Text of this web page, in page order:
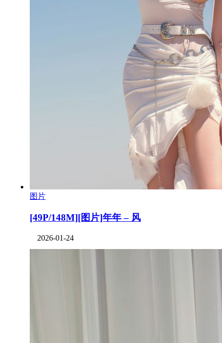
图片
[49P/148M][图片]年年 – 风
2026-01-24